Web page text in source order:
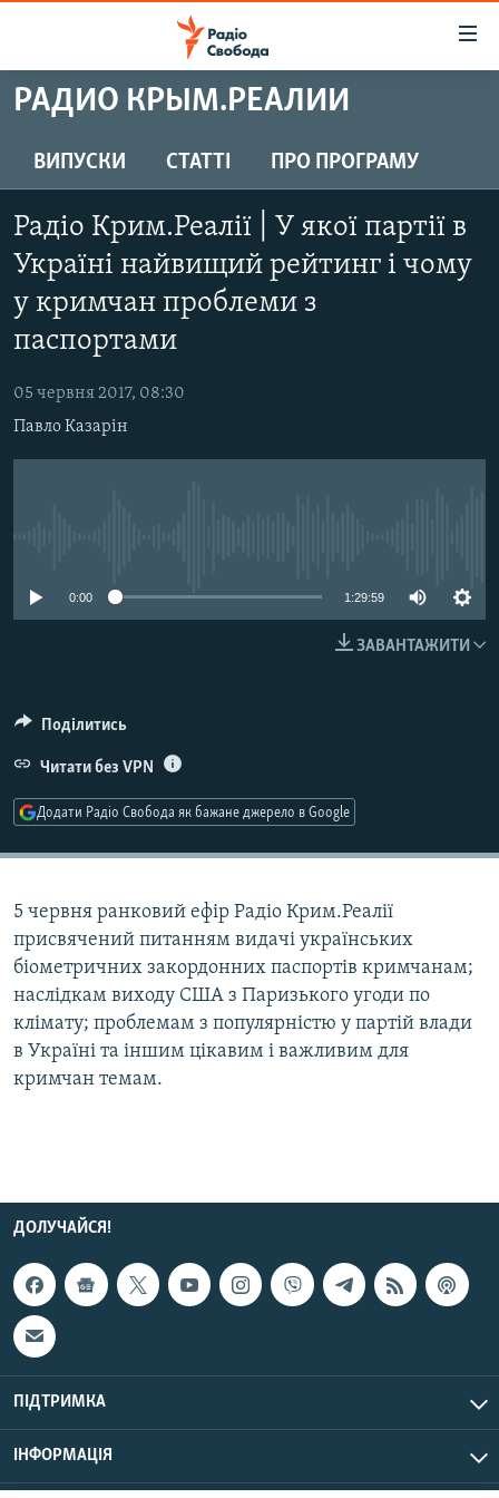
Перейти
до
матеріалу
до
основної
навігації
Перейти
до
РАДІО СВОБОДА – 70 РОКІВ
ВСЕ ЗА ДОБУ
ПОЛІТИКА
ЕКОНОМІКА
СУСПІЛЬСТВО
КУЛЬТУРА
СПОРТ
ВІЙНА
РОСІЙСЬКА «ФІЛЬТРАЦІЯ»
ДОНБАС.РЕАЛІЇ
КРИМ.РЕАЛІЇ
ТИ ЯК?
СПЕЦПРОЄКТИ
РУС
УКР
КТАТ
Усі сайти RFE/RL
РАДИО КРЫМ.РЕАЛИИ
ВИПУСКИ СТАТТІ ПРО ПРОГРАМУ
Радіо Крим.Реалії | У якої партії в
Україні найвищий рейтинг і чому
у кримчан проблеми з
паспортами
05 червня 2017, 08:30
Павло Казарін
0:00 1:29:59
ЗАВАНТАЖИТИ
Поділитись
Читати без VPN
Додати Радіо Свобода як бажане джерело в Google
5 червня ранковий ефір Радіо Крим.Реалії
присвячений питанням видачі українських
біометричних закордонних паспортів кримчанам;
наслідкам виходу США з Паризького угоди по
клімату; проблемам з популярністю у партій влади
в Україні та іншим цікавим і важливим для
кримчан темам.
ДОЛУЧАЙСЯ!
ПІДТРИМКА
ІНФОРМАЦІЯ